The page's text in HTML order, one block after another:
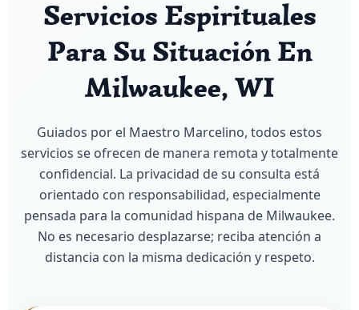
Servicios Espirituales
Para Su Situación En
Milwaukee, WI
Guiados por el Maestro Marcelino, todos estos
servicios se ofrecen de manera remota y totalmente
confidencial. La privacidad de su consulta está
orientado con responsabilidad, especialmente
pensada para la comunidad hispana de Milwaukee.
No es necesario desplazarse; reciba atención a
distancia con la misma dedicación y respeto.